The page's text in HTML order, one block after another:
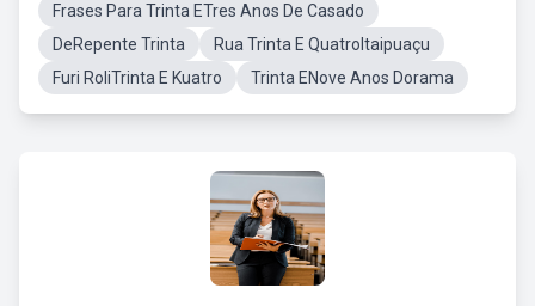
Frases Para Trinta ETres Anos De Casado
DeRepente Trinta
Rua Trinta E QuatroItaipuaçu
Furi RoliTrinta E Kuatro
Trinta ENove Anos Dorama